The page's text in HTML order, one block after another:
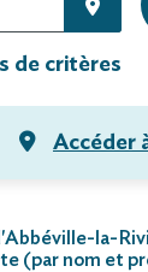
de critères
Accéder
la-
(par nom et